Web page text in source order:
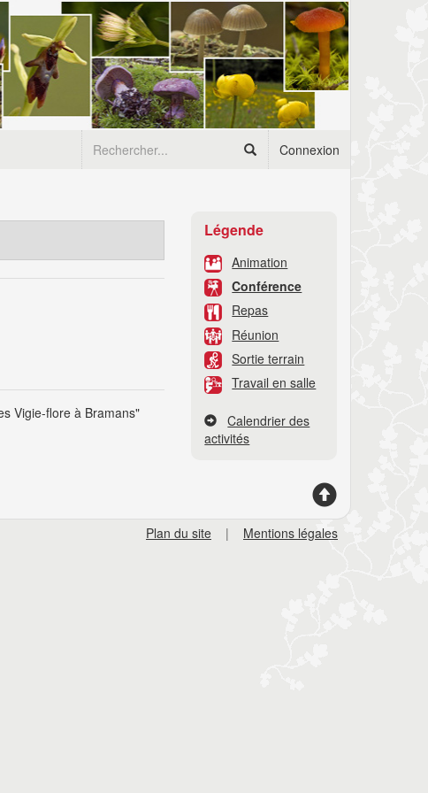
Connexion
Vigie-flore à Bramans"
Légende
Animation
Conférence
Repas
Réunion
Sortie terrain
Travail en salle
Calendrier des
activités
Plan du site | Mentions légales